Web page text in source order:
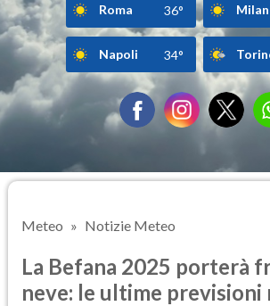
Roma 36°
Napoli 34°
Meteo Notizie Meteo
La Befana 2025 porterà
neve: le ultime previsioni